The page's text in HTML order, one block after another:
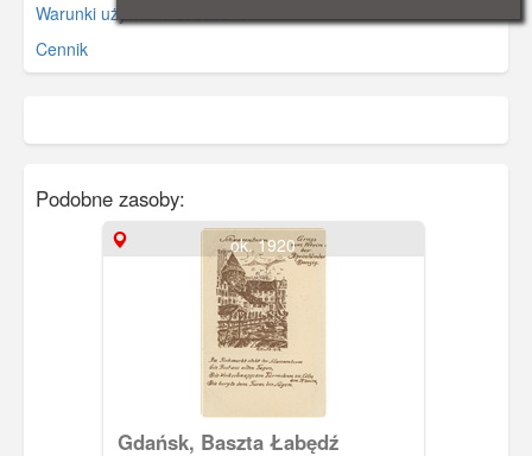
Warunki używania zasobów.
Cennik
Podobne zasoby:
ok. 1920
Gdańsk, Baszta Łabędź